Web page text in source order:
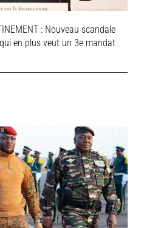
: Nouveau scandale
en plus veut un 3e mandat